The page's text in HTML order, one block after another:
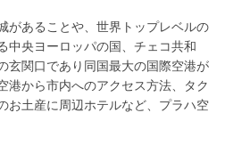
があることや、世界トップレベルの
中央ヨーロッパの国、チェコ共和
玄関口であり同国最大の国際空港が
港から市内へのアクセス方法、タク
お土産に周辺ホテルなど、プラハ空